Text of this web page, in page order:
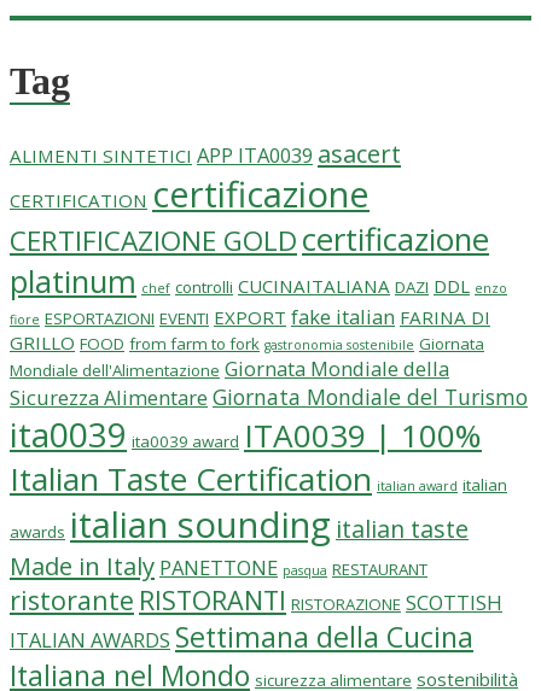
Tag
ALIMENTI SINTETICI APP ITA0039 asacert
CERTIFICATION certificazione
CERTIFICAZIONE GOLDcertificazione
platinum chef controlli CUCINAITALIANA DAZI DDL enzo
fiore ESPORTAZIONI EVENTI EXPORT fake italian FARINA DI
GRILLO FOOD from farm to fork gastronomia sostenibile Giornata
Mondiale dell'Alimentazione Giornata Mondiale della
Sicurezza Alimentare Giornata Mondiale del Turismo
ita0039 ita0039 award ITA0039 | 100%
Italian Taste Certification italian award italian
awards italian sounding italian taste
Made in Italy PANETTONE pasqua RESTAURANT
ristorante RISTORANTI RISTORAZIONE SCOTTISH
ITALIAN AWARDS Settimana della Cucina
Italiana nel Mondo sicurezza alimentare sostenibilità